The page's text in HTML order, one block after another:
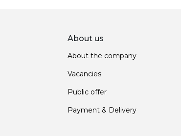
About us
About the company
Vacancies
Public offer
Payment & Delivery